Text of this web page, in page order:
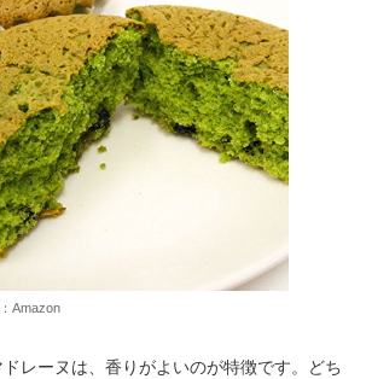
Amazon
レーヌは、香りがよいのが特徴です。どち